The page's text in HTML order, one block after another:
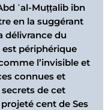
ʾal-Muṭṭalib ibn
en la suggérant
délivrance du
périphérique
l’invisible et
connues et
de cet
cent de Ses